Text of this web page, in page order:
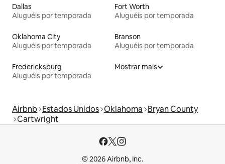
Dallas
Aluguéis por temporada
Fort Worth
Aluguéis por temporada
Oklahoma City
Aluguéis por temporada
Branson
Aluguéis por temporada
Fredericksburg
Aluguéis por temporada
Mostrar mais
Airbnb Estados Unidos Oklahoma Bryan County
Cartwright
© 2026 Airbnb, Inc.